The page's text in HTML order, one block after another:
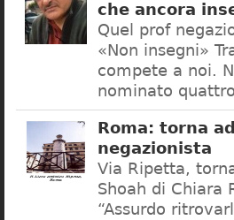
che ancora
Quel prof
«Non insegni»
compete a noi.
nominato
Roma: torna
negazionista
Via Ripetta,
Shoah di Chiara
“Assurdo